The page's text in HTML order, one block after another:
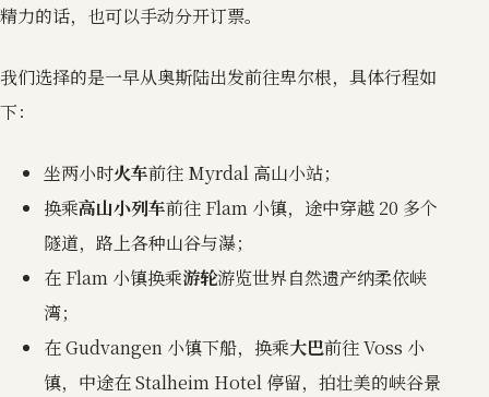
精力的话，也可以手动分开订票。
我们选择的是一早从奥斯陆出发前往卑尔根，具体行程如
下：
坐两小时火车前往 Myrdal 高山小站；
换乘高山小列车前往 Flam 小镇，途中穿越 20 多个
隧道，路上各种山谷与瀑；
在 Flam 小镇换乘游轮游览世界自然遗产纳柔依峡
湾；
在 Gudvangen 小镇下船，换乘大巴前往 Voss 小
镇，中途在 Stalheim Hotel 停留，拍壮美的峡谷景